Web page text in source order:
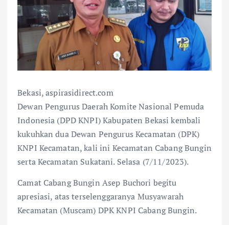
Bekasi, aspirasidirect.com
Dewan Pengurus Daerah Komite Nasional Pemuda
Indonesia (DPD KNPI) Kabupaten Bekasi kembali
kukuhkan dua Dewan Pengurus Kecamatan (DPK)
KNPI Kecamatan, kali ini Kecamatan Cabang Bungin
serta Kecamatan Sukatani. Selasa (7/11/2023).
Camat Cabang Bungin Asep Buchori begitu
apresiasi, atas terselenggaranya Musyawarah
Kecamatan (Muscam) DPK KNPI Cabang Bungin.